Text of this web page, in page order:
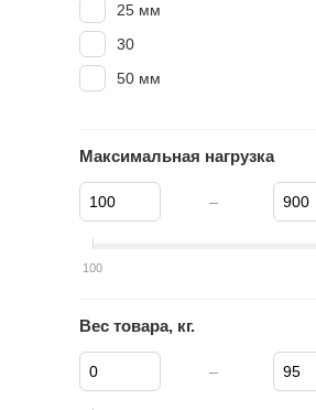
25 мм
30
50 мм
Максимальная нагрузка
–
100
Вес товара, кг.
–